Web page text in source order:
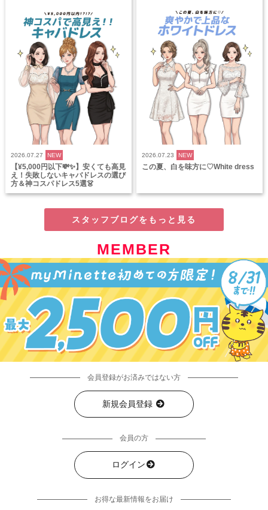
2026.07.27 NEW
【¥5,000円以下💸✨】安くても高見
え！失敗しないキャバドレスの選び
方＆神コスパドレス5選👗
2026.07.23 NEW
この夏、白を味方に♡White dress
スタッフブログをもっと見る
MEMBER
会員登録がお済みではない方
新規会員登録
会員の方
ログイン
お得な最新情報をお届け